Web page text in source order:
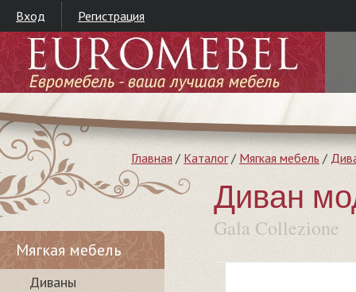
Вход Регистрация
Главная / Каталог/ Мягкая мебель /
Диван
Gala Collezione
Мягкая мебель
Диваны